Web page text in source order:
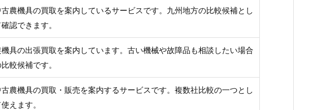
農機具の買取を案内しているサービスです。九州地方の比較候補とし
認できます。
機具の出張買取を案内しています。古い機械や故障品も相談したい場合
較候補です。
農機具の買取・販売を案内するサービスです。複数社比較の一つとし
えます。